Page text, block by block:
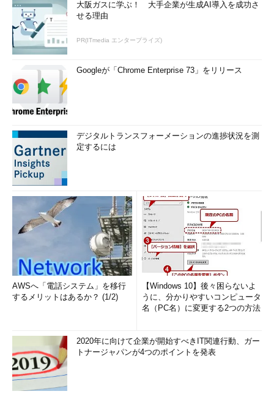
大阪ガスに学ぶ！ 大手企業が生成AI導入を成功さ
せる理由
PR(ITmedia エンタープライズ)
Googleが「Chrome Enterprise 73」をリリース
デジタルトランスフォーメーションの進捗状況を測
定するには
AWSへ「電話システム」を移行
するメリットはあるか？ (1/2)
【Windows 10】後々困らないよ
うに、分かりやすいコンピュータ
名（PC名）に変更する2つの方法
2020年に向けて企業が開始すべきIT関連行動、ガー
トナージャパンが4つのポイントを発表